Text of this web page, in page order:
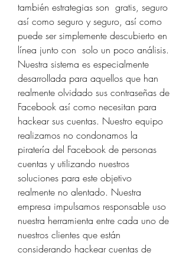
también estrategias son  gratis, seguro
así como seguro y seguro, así como
puede ser simplemente descubierto en
línea junto con  solo un poco análisis.
Nuestra sistema es especialmente
desarrollada para aquellos que han
realmente olvidado sus contraseñas de
Facebook así como necesitan para
hackear sus cuentas. Nuestro equipo
realizamos no condonamos la
piratería del Facebook de personas
cuentas y utilizando nuestros
soluciones para este objetivo
realmente no alentado. Nuestra
empresa impulsamos responsable uso
nuestra herramienta entre cada uno de
nuestros clientes que están
considerando hackear cuentas de